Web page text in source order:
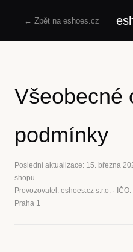
← Zpět na eshoes.cz
Všeobecné
podmínky
Poslední aktualizace: 15. března
shopu
Provozovatel: eshoes.cz s.r.o. ·
Praha 1